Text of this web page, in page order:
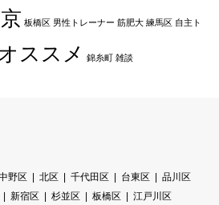
板橋区 男性トレーナー 筋肥大 練馬区 自主ト
ススメ 錦糸町 雑談
野区 北区 千代田区 台東区
品川区
新宿区 杉並区 板橋区
江戸川区